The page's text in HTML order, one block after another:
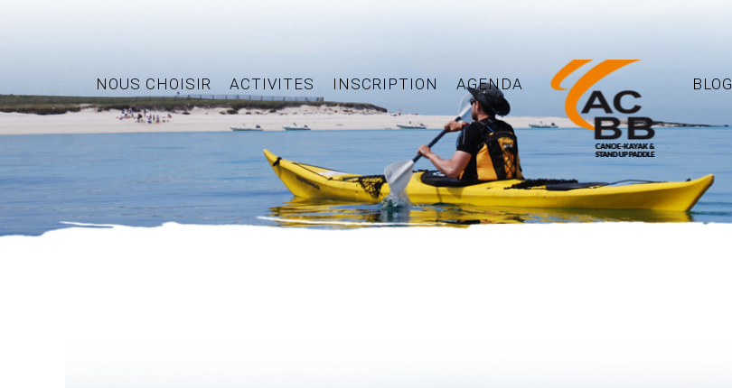
NOUS CHOISIR ACTIVITES INSCRIPTION AGENDA BLOG